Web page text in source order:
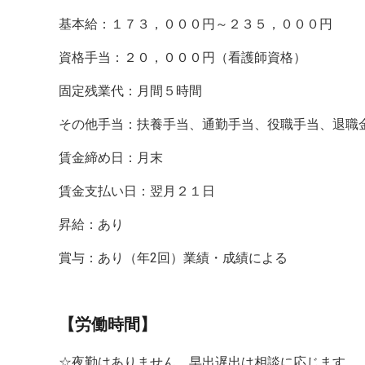
基本給：１７３，０００円～２３５，０００円
資格手当：２０，０００円（看護師資格）
固定残業代：月間５時間
その他手当：扶養手当、通勤手当、役職手当、退職
賃金締め日：月末
賃金支払い日：翌月２１日
昇給：あり
賞与：あり（年2回）業績・成績による
【労働時間】